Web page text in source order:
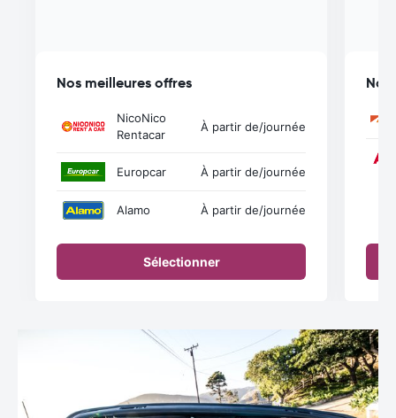
Nos meilleures offres
NicoNico
Rentacar
À partir de/journée
Europcar À partir de/journée
Alamo À partir de/journée
Sélectionner
Nos